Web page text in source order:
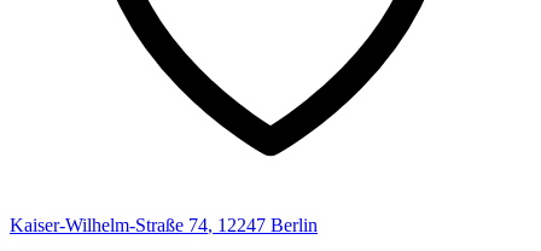
Kaiser-Wilhelm-Straße 74, 12247 Berlin